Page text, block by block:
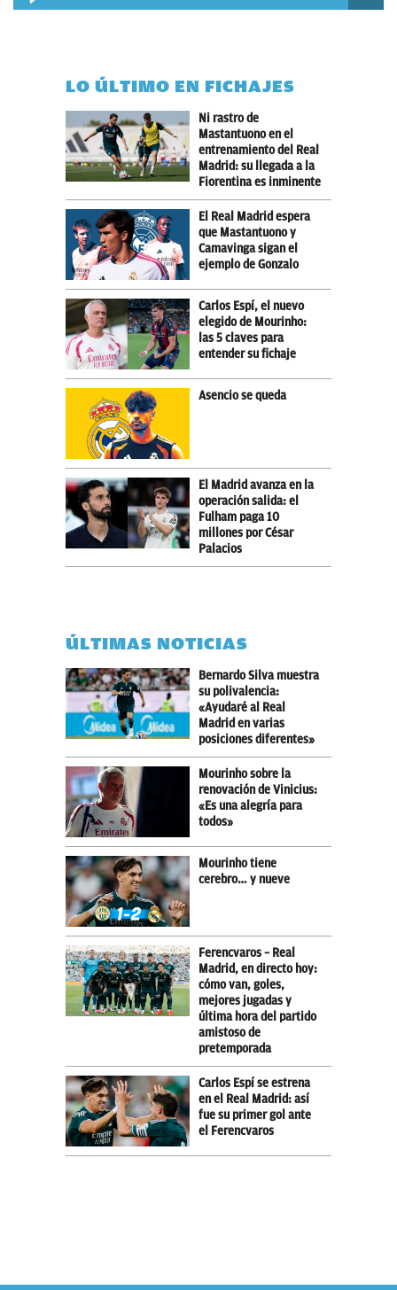
LO ÚLTIMO EN FICHAJES
Ni rastro de
Mastantuono en el
entrenamiento del Real
Madrid: su llegada a la
Fiorentina es inminente
El Real Madrid espera
que Mastantuono y
Camavinga sigan el
ejemplo de Gonzalo
Carlos Espí, el nuevo
elegido de Mourinho:
las 5 claves para
entender su fichaje
Asencio se queda
El Madrid avanza en la
operación salida: el
Fulham paga 10
millones por César
Palacios
ÚLTIMAS NOTICIAS
Bernardo Silva muestra
su polivalencia:
«Ayudaré al Real
Madrid en varias
posiciones diferentes»
Mourinho sobre la
renovación de Vinicius:
«Es una alegría para
todos»
Mourinho tiene
cerebro… y nueve
Ferencvaros – Real
Madrid, en directo hoy:
cómo van, goles,
mejores jugadas y
última hora del partido
amistoso de
pretemporada
Carlos Espí se estrena
en el Real Madrid: así
fue su primer gol ante
el Ferencvaros